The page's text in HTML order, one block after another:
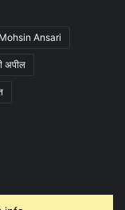
Ansari
अपील